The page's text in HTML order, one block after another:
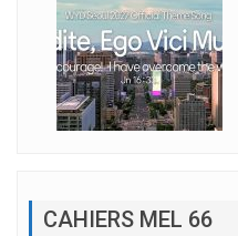
CAHIERS MEL 66